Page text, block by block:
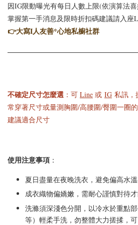
因IG限動曝光有每日人數上限(依演算法
掌握第一手消息及限時折扣碼建議請入座
👉大寫I人友善*心地私櫥社群
不確定尺寸怎麼選 ：可 Line 或 IG 私訊，
常穿著尺寸或量測胸圍/高腰圍/臀圍一圈
建議適合尺寸
使用注意事項 ：
夏日盡量在夜晚洗衣，避免偏高水
成衣織物偏嬌嫩，需耐心謹慎對待
洗滌須深淺色分開，以冷水於重點
等）輕柔手洗，勿整體大力搓揉，